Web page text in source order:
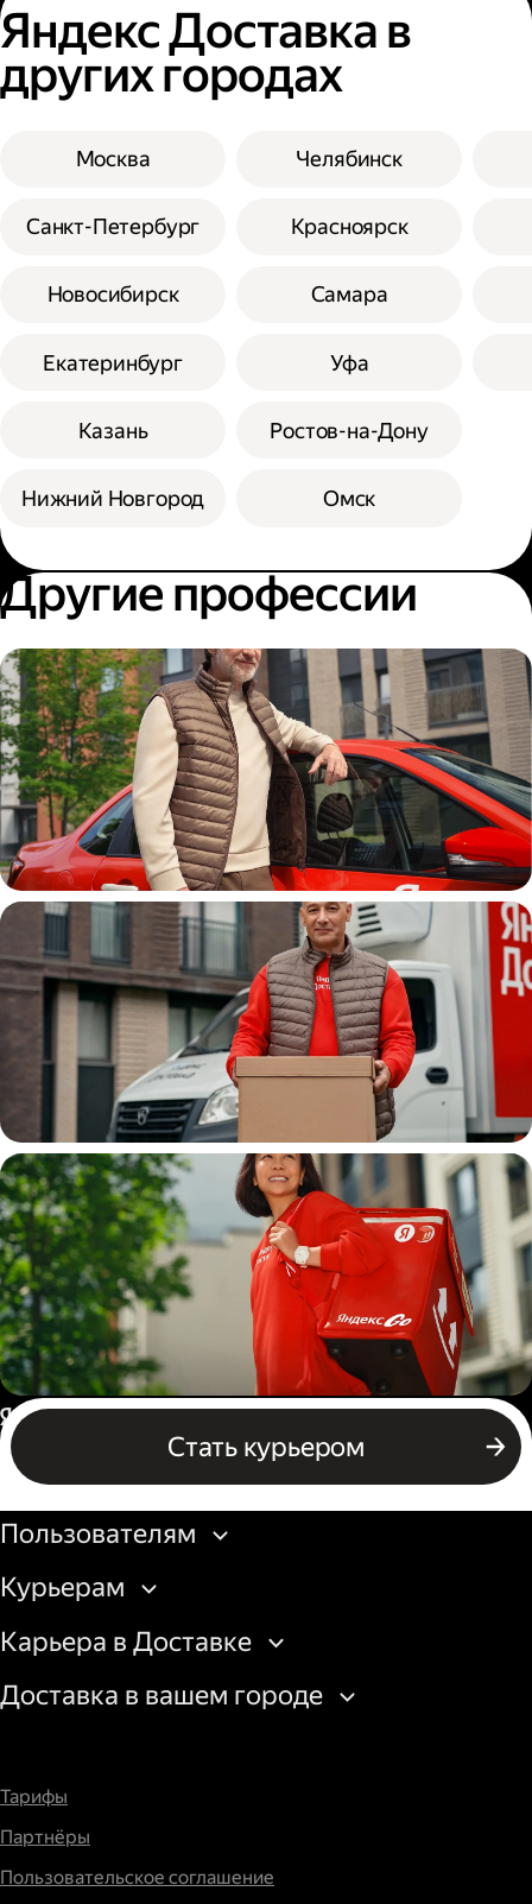
Яндекс Доставка в
других городах
Москва
Санкт-Петербург
Новосибирск
Екатеринбург
Казань
Нижний Новгород
Челябинск
Красноярск
Самара
Уфа
Ростов-на-Дону
Омск
Другие профессии
Автокурьер
Водитель
грузовой машины
Пеший курьер
Стать курьером
Россия
Бизнесу
Пользователям
Курьерам
Карьера в Доставке
Доставка в вашем городе
Тарифы
Партнёры
Пользовательское соглашение